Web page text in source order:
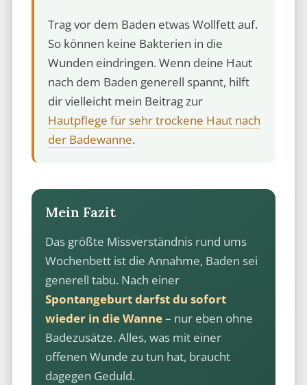
Trag vor dem Baden etwas Wollfett auf.
So können keine Bakterien in die
Wunden eindringen. Wenn deine Haut
nach dem Baden generell spannt, hilft
dir vielleicht mein Beitrag zur
Hautpflege für sehr trockene Haut nach
der Badewanne.
Mein Fazit
Das größte Missverständnis rund ums
Wochenbett ist die Annahme, Baden sei
generell tabu. Nach einer
Spontangeburt darfst du sofort
wieder in die Wanne– nur eben ohne
Badezusätze. Alles, was mit einer
offenen Wunde zu tun hat, braucht
dagegen Geduld.